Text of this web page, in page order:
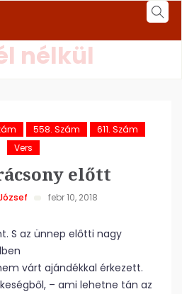
nélkül
558. Szám
611. Szám
Vers
előtt
febr 10, 2018
S az ünnep előtti nagy
várt ajándékkal érkezett.
– ami lehetne tán az